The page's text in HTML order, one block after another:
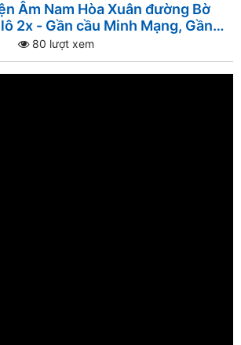
Âm Nam Hòa Xuân đường Bờ
2x - Gần cầu Minh Mạng, Gần
Lan
80 lượt xem